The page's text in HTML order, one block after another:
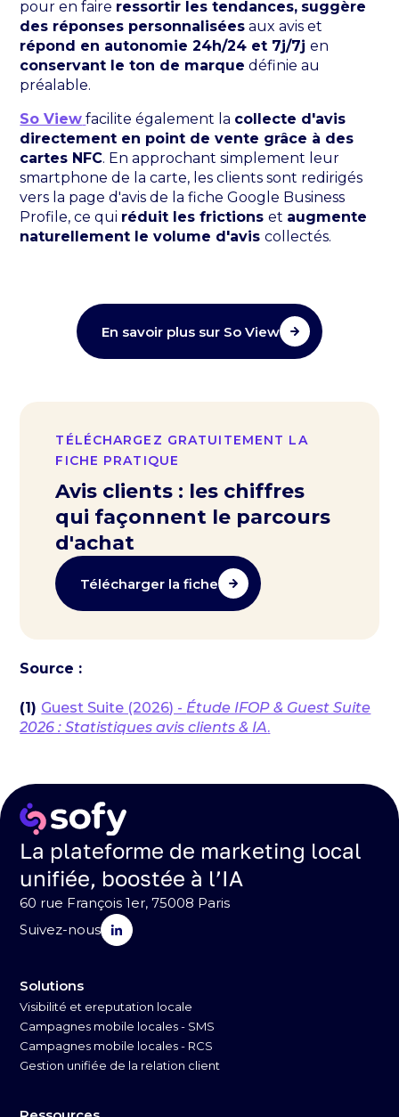
pour en faire ressortir les tendances, suggère
des réponses personnalisées aux avis et
répond en autonomie 24h/24 et 7j/7jen
conservant le ton de marque définie au
préalable.
So View facilite également la collecte d'avis
directement en point de vente grâce à des
cartes NFC. En approchant simplement leur
smartphone de la carte, les clients sont redirigés
vers la page d'avis de la fiche Google Business
Profile, ce qui réduit les frictionset augmente
naturellement le volume d'aviscollectés.
En savoir plus sur So View
TÉLÉCHARGEZ GRATUITEMENT LA
FICHE PRATIQUE
Avis clients : les chiffres
qui façonnent le parcours
d'achat
Télécharger la fiche
Source :
(1) Guest Suite (2026) - Étude IFOP & Guest Suite
2026 : Statistiques avis clients & IA.
La plateforme de marketing local
unifiée, boostée à l’IA
60 rue François 1er, 75008 Paris
Suivez-nous
Solutions
Visibilité et ereputation locale
Campagnes mobile locales - SMS
Campagnes mobile locales - RCS
Gestion unifiée de la relation client